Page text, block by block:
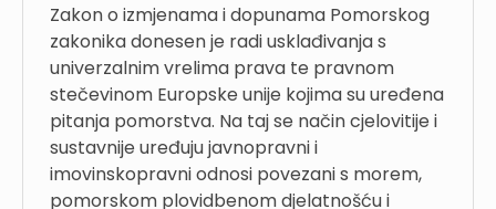
Zakon o izmjenama i dopunama Pomorskog
zakonika donesen je radi usklađivanja s
univerzalnim vrelima prava te pravnom
stečevinom Europske unije kojima su uređena
pitanja pomorstva. Na taj se način cjelovitije i
sustavnije uređuju javnopravni i
imovinskopravni odnosi povezani s morem,
pomorskom plovidbenom djelatnošću i